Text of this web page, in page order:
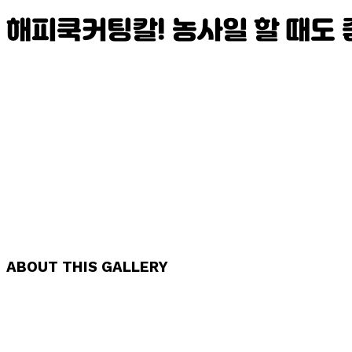
해피쿡커팅칼! 농사일 할 때도
ABOUT THIS GALLERY